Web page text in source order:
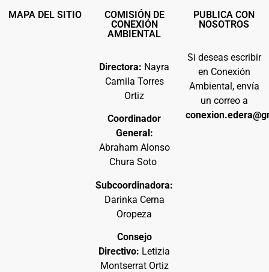
MAPA DEL SITIO
COMISIÓN DE
CONEXIÓN
AMBIENTAL
Directora: Nayra
Camila Torres
Ortiz
Coordinador
General:
Abraham Alonso
Chura Soto
Subcoordinadora:
Darinka Cerna
Oropeza
Consejo
Directivo: Letizia
Montserrat Ortiz
PUBLICA CON
NOSOTROS
Si deseas escribir
en Conexión
Ambiental, envía
un correo a